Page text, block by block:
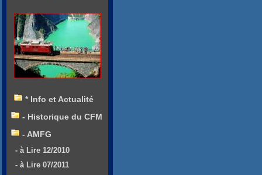
* Info et Actualité
- Historique du CFM
- AMFG
- à Lire 12/2010
- à Lire 07/2011